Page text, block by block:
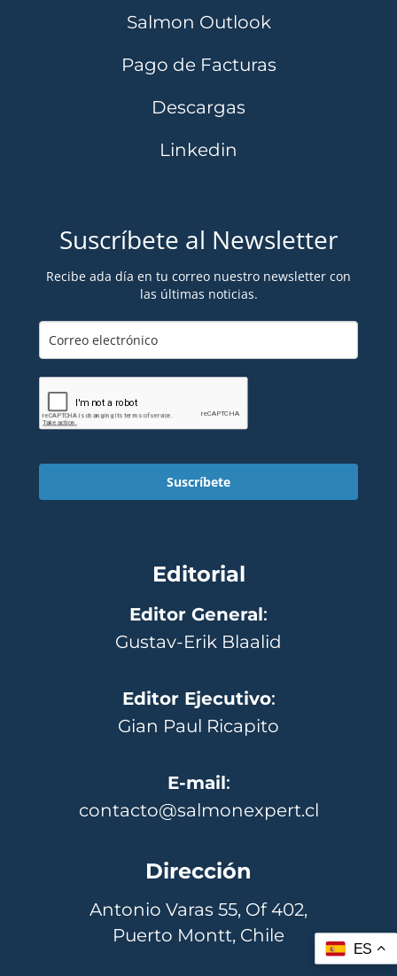
Salmon Outlook
Pago de Facturas
Descargas
Linkedin
Suscríbete al Newsletter
Recibe ada día en tu correo nuestro newsletter con
las últimas noticias.
Suscríbete
Editorial
Editor General:
Gustav-Erik Blaalid
Editor Ejecutivo:
Gian Paul Ricapito
E-mail:
contacto@salmonexpert.cl
Dirección
Antonio Varas 55, Of 402,
Puerto Montt, Chile
ES